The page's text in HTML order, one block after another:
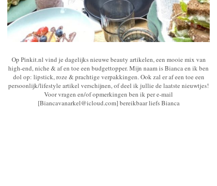
Op Pinkit.nl vind je dagelijks nieuwe beauty artikelen, een mooie mix van
high-end, niche & af en toe een budgettopper. Mijn naam is Bianca en ik ben
dol op: lipstick, roze & prachtige verpakkingen. Ook zal er af een toe een
persoonlijk/lifestyle artikel verschijnen, of deel ik jullie de laatste nieuwtjes!
Voor vragen en/of opmerkingen ben ik per e-mail
[Biancavanarkel@icloud.com] bereikbaar liefs Bianca